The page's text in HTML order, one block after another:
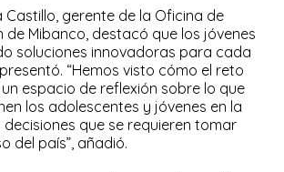
Castillo, gerente de la Oficina de
de Mibanco, destacó que los jóvenes
soluciones innovadoras para cada
“Hemos visto cómo el reto
espacio de reflexión sobre lo que
los adolescentes y jóvenes en la
que se requieren tomar
del país”, añadió.